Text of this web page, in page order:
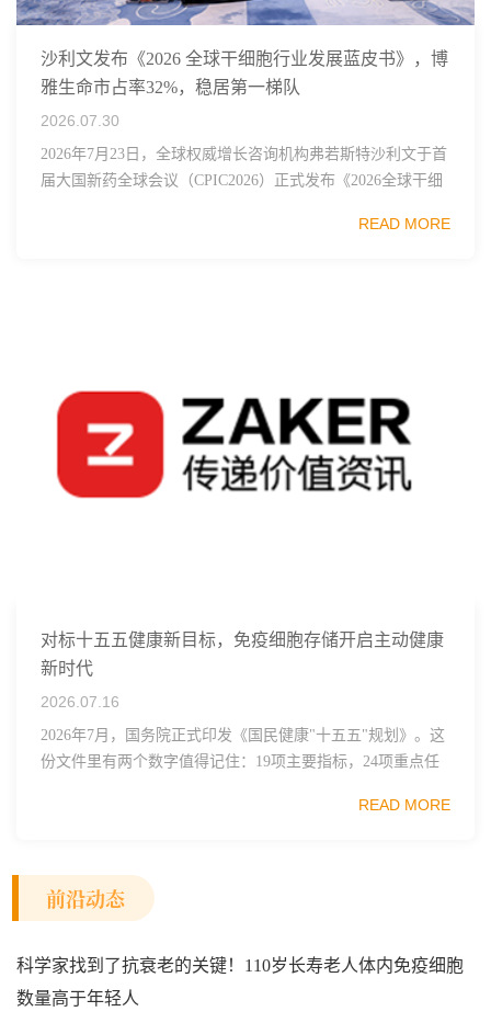
沙利文发布《2026 全球干细胞行业发展蓝皮书》，博
雅生命市占率32%，稳居第一梯队
2026.07.30
2026年7月23日，全球权威增长咨询机构弗若斯特沙利文于首
届大国新药全球会议（CPIC2026）正式发布《2026全球干细
READ MORE
对标十五五健康新目标，免疫细胞存储开启主动健康
新时代
2026.07.16
2026年7月，国务院正式印发《国民健康"十五五"规划》。这
份文件里有两个数字值得记住：19项主要指标，24项重点任
READ MORE
前沿动态
科学家找到了抗衰老的关键！110岁长寿老人体内免疫细胞
数量高于年轻人